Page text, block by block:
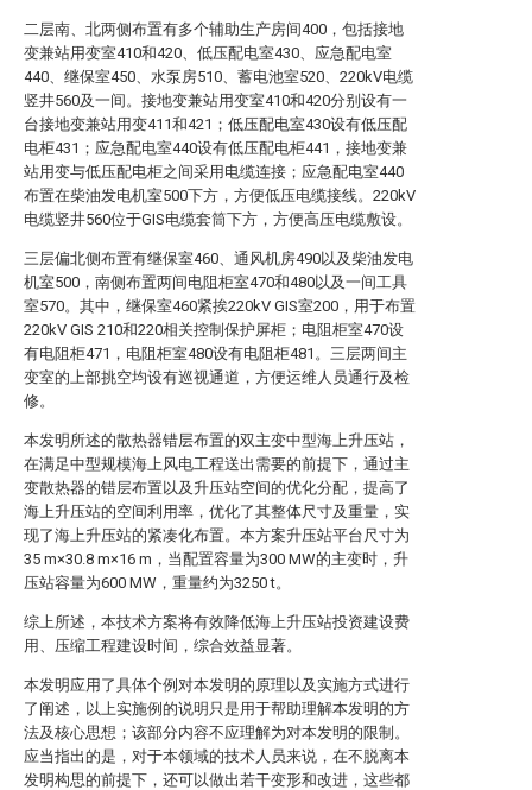
二层南、北两侧布置有多个辅助生产房间400，包括接地
变兼站用变室410和420、低压配电室430、应急配电室
440、继保室450、水泵房510、蓄电池室520、220kV电缆
竖井560及一间。接地变兼站用变室410和420分别设有一
台接地变兼站用变411和421；低压配电室430设有低压配
电柜431；应急配电室440设有低压配电柜441，接地变兼
站用变与低压配电柜之间采用电缆连接；应急配电室440
布置在柴油发电机室500下方，方便低压电缆接线。220kV
电缆竖井560位于GIS电缆套筒下方，方便高压电缆敷设。
三层偏北侧布置有继保室460、通风机房490以及柴油发电
机室500，南侧布置两间电阻柜室470和480以及一间工具
室570。其中，继保室460紧挨220kV GIS室200，用于布置
220kV GIS 210和220相关控制保护屏柜；电阻柜室470设
有电阻柜471，电阻柜室480设有电阻柜481。三层两间主
变室的上部挑空均设有巡视通道，方便运维人员通行及检
修。
本发明所述的散热器错层布置的双主变中型海上升压站，
在满足中型规模海上风电工程送出需要的前提下，通过主
变散热器的错层布置以及升压站空间的优化分配，提高了
海上升压站的空间利用率，优化了其整体尺寸及重量，实
现了海上升压站的紧凑化布置。本方案升压站平台尺寸为
35 m×30.8 m×16 m，当配置容量为300 MW的主变时，升
压站容量为600 MW，重量约为3250 t。
综上所述，本技术方案将有效降低海上升压站投资建设费
用、压缩工程建设时间，综合效益显著。
本发明应用了具体个例对本发明的原理以及实施方式进行
了阐述，以上实施例的说明只是用于帮助理解本发明的方
法及核心思想；该部分内容不应理解为对本发明的限制。
应当指出的是，对于本领域的技术人员来说，在不脱离本
发明构思的前提下，还可以做出若干变形和改进，这些都